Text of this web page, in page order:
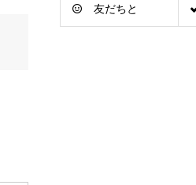
友だちと